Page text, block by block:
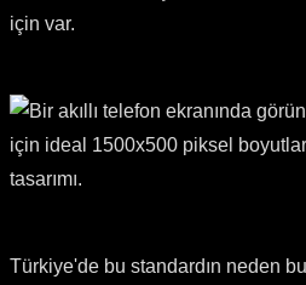
için var.
Türkiye'de bu standardın neden